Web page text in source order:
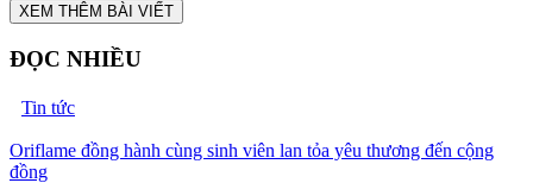
XEM THÊM BÀI VIẾT
ĐỌC NHIỀU
Tin tức
Oriflame đồng hành cùng sinh viên lan tỏa yêu thương đến cộng
đồng